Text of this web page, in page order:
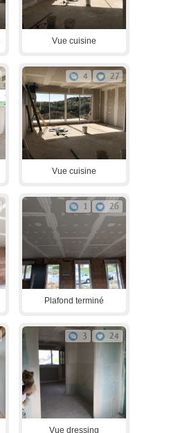
Vue cuisine
4 27
Vue cuisine
1 26
Plafond terminé
3 24
Vue dressing